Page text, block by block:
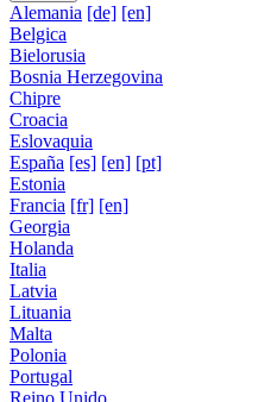
Alemania [de] [en]
Belgica
Bielorusia
Bosnia Herzegovina
Chipre
Croacia
Eslovaquia
España [es] [en] [pt]
Estonia
Francia [fr] [en]
Georgia
Holanda
Italia
Latvia
Lituania
Malta
Polonia
Portugal
Reino Unido